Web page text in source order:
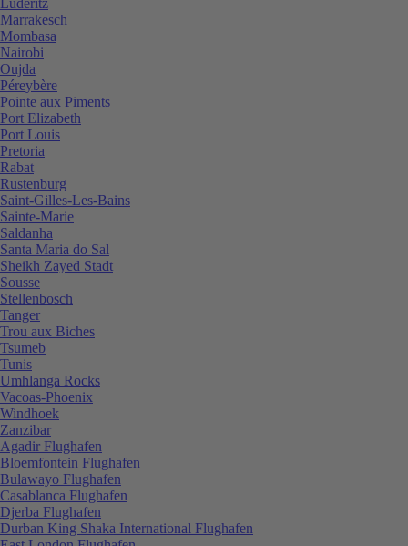
Marrakesch
Mombasa
Nairobi
Oujda
Péreybère
Pointe aux Piments
Port Elizabeth
Port Louis
Pretoria
Rabat
Rustenburg
Saint-Gilles-Les-Bains
Sainte-Marie
Saldanha
Santa Maria do Sal
Sheikh Zayed Stadt
Sousse
Stellenbosch
Tanger
Trou aux Biches
Tsumeb
Tunis
Umhlanga Rocks
Vacoas-Phoenix
Windhoek
Zanzibar
Agadir Flughafen
Bloemfontein Flughafen
Bulawayo Flughafen
Casablanca Flughafen
Djerba Flughafen
Durban King Shaka International Flughafen